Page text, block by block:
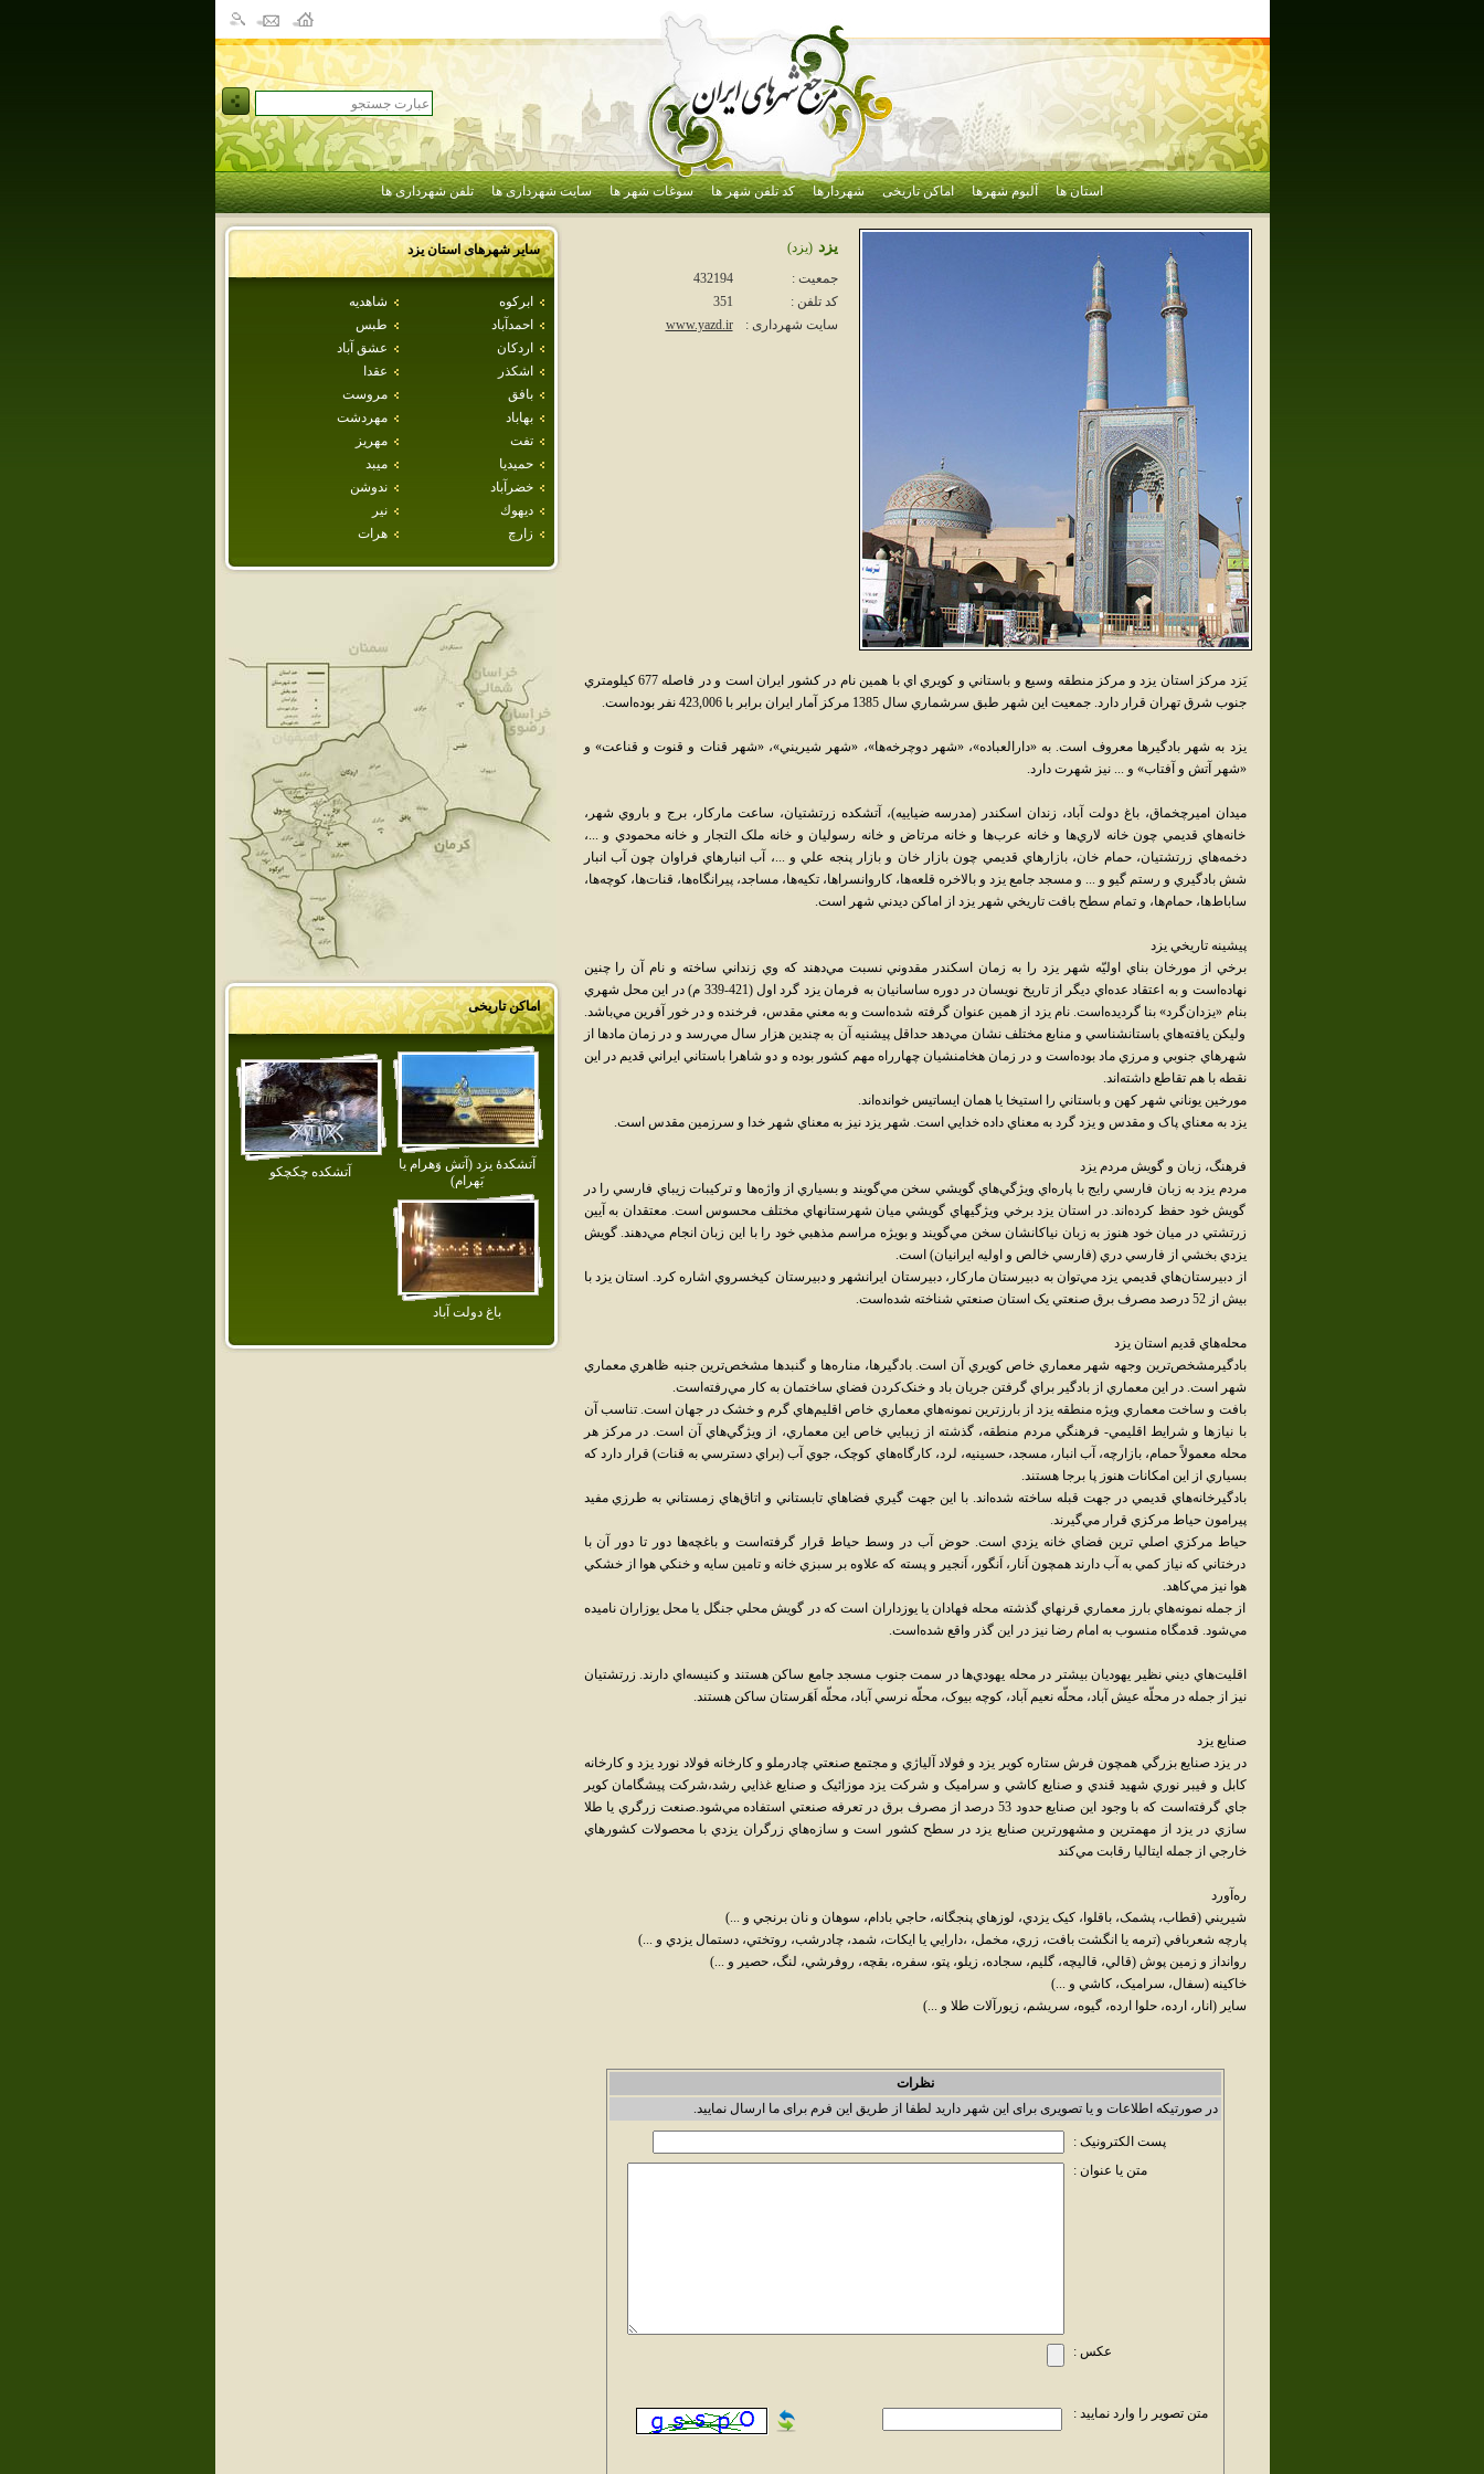
استان ها آلبوم شهرها اماکن تاریخی شهردارها کد تلفن شهر ها سوغات شهر ها سایت شهرداری ها تلفن شهرداری ها
سایر شهرهای استانيزد
ابركوه
شاهديه
احمدآباد
طبس
اردكان
عشق آباد
اشكذر
عقدا
بافق
مروست
بهاباد
مهردشت
تفت
مهريز
حميديا
ميبد
خضرآباد
ندوشن
ديهوك
نير
زارچ
هرات
اماکن تاریخی
آتشكدهٔ يزد (آتش وَهرام يا
بَهرام)
آتشكده چكچكو
باغ دولت آباد
يزد (يزد)
جمعیت :
432194
کد تلفن :
351
سایت شهرداری :
www.yazd.ir
يَزد مرکز استان يزد و مرکز منطقه وسيع و باستاني و کويري اي با همين نام در کشور ايران است و در فاصله 677 کيلومتري
جنوب شرق تهران قرار دارد. جمعيت اين شهر طبق سرشماري سال 1385 مرکز آمار ايران برابر با 423,006 نفر بوده‌است.
يزد به شهر بادگيرها معروف است. به «دارالعباده»، «شهر دوچرخه‌ها»، «شهر شيريني»، «شهر قنات و قنوت و قناعت» و
«شهر آتش و آفتاب» و ... نيز شهرت دارد.
ميدان اميرچخماق، باغ دولت آباد، زندان اسکندر (مدرسه ضياييه)، آتشکده زرتشتيان، ساعت مارکار، برج و باروي شهر،
خانه‌هاي قديمي چون خانه لاري‌ها و خانه عرب‌ها و خانه مرتاض و خانه رسوليان و خانه ملک التجار و خانه محمودي و ...،
دخمه‌هاي زرتشتيان، حمام خان، بازارهاي قديمي چون بازار خان و بازار پنجه علي و ...، آب انبارهاي فراوان چون آب انبار
شش بادگيري و رستم گيو و ... و مسجد جامع يزد و بالاخره قلعه‌ها، کاروانسراها، تکيه‌ها، مساجد، پيرانگاه‌ها، قنات‌ها، کوچه‌ها،
ساباط‌ها، حمام‌ها، و تمام سطح بافت تاريخي شهر يزد از اماکن ديدني شهر است.
پيشينه تاريخي يزد
برخي از مورخان بناي اوليّه شهر يزد را به زمان اسکندر مقدوني نسبت مي‌دهند که وي زنداني ساخته و نام آن را چنين
نهاده‌است و به اعتقاد عده‌اي ديگر از تاريخ نويسان در دوره ساسانيان به فرمان يزد گرد اول (421-339 م) در اين محل شهري
بنام «يزدان‌گرد» بنا گرديده‌است. نام يزد از همين عنوان گرفته شده‌است و به معني مقدس، فرخنده و در خور آفرين مي‌باشد.
وليکن يافته‌هاي باستانشناسي و منابع مختلف نشان مي‌دهد حداقل پيشنيه آن به چندين هزار سال مي‌رسد و در زمان مادها از
شهرهاي جنوبي و مرزي ماد بوده‌است و در زمان هخامنشيان چهارراه مهم کشور بوده و دو شاهرا باستاني ايراني قديم در اين
نقطه با هم تقاطع داشته‌اند.
مورخين يوناني شهر کهن و باستاني را استيخا يا همان ايساتيس خوانده‌اند.
يزد به معناي پاک و مقدس و يزد گرد به معناي داده خدايي است. شهر يزد نيز به معناي شهر خدا و سرزمين مقدس است.
فرهنگ، زبان و گويش مردم يزد
مردم يزد به زبان فارسي رايج با پاره‌اي ويژگي‌هاي گويشي سخن مي‌گويند و بسياري از واژه‌ها و ترکيبات زيباي فارسي را در
گويش خود حفظ کرده‌اند. در استان يزد برخي ويژگيهاي گويشي ميان شهرستانهاي مختلف محسوس است. معتقدان به آيين
زرتشتي در ميان خود هنوز به زبان نياکانشان سخن مي‌گويند و بويژه مراسم مذهبي خود را با اين زبان انجام مي‌دهند. گويش
يزدي بخشي از فارسي دري (فارسي خالص و اوليه ايرانيان) است.
از دبيرستان‌هاي قديمي يزد مي‌توان به دبيرستان مارکار، دبيرستان ايرانشهر و دبيرستان کيخسروي اشاره کرد. استان يزد با
بيش از 52 درصد مصرف برق صنعتي يک استان صنعتي شناخته شده‌است.
محله‌هاي قديم استان يزد
بادگيرمشخص‌ترين وجهه شهر معماري خاص کويري آن است. بادگيرها، مناره‌ها و گنبدها مشخص‌ترين جنبه ظاهري معماري
شهر است. در اين معماري از بادگير براي گرفتن جريان باد و خنک‌کردن فضاي ساختمان به کار مي‌رفته‌است.
بافت و ساخت معماري ويژه منطقه يزد از بارزترين نمونه‌هاي معماري خاص اقليم‌هاي گرم و خشک در جهان است. تناسب آن
با نيازها و شرايط اقليمي- فرهنگي مردم منطقه، گذشته از زيبايي خاص اين معماري، از ويژگي‌هاي آن است. در مرکز هر
محله معمولاً حمام، بازارچه، آب انبار، مسجد، حسينيه، لرد، کارگاه‌هاي کوچک، جوي آب (براي دسترسي به قنات) قرار دارد که
بسياري از اين امکانات هنوز پا برجا هستند.
بادگيرخانه‌هاي قديمي در جهت قبله ساخته شده‌اند. با اين جهت گيري فضاهاي تابستاني و اتاق‌هاي زمستاني به طرزي مفيد
پيرامون حياط مرکزي قرار مي‌گيرند.
حياط مرکزي اصلي ترين فضاي خانه يزدي است. حوض آب در وسط حياط قرار گرفته‌است و باغچه‌ها دور تا دور آن با
درختاني که نياز کمي به آب دارند همچون اَنار، اَنگور، اَنجير و پسته که علاوه بر سبزي خانه و تامين سايه و خنکي هوا از خشکي
هوا نيز مي‌کاهد.
از جمله نمونه‌هاي بارز معماري قرنهاي گذشته محله فهادان يا يوزداران است که در گويش محلي جنگل يا محل يوزاران ناميده
مي‌شود. قدمگاه منسوب به امام رضا نيز در اين گذر واقع شده‌است.
اقليت‌هاي ديني نظير يهوديان بيشتر در محله يهودي‌ها در سمت جنوب مسجد جامع ساکن هستند و کنيسه‌اي دارند. زرتشتيان
نيز از جمله در محلّه عيش آباد، محلّه نعيم آباد، کوچه بيوک، محلّه نرسي آباد، محلّه اَهَرستان ساکن هستند.
صنايع يزد
در يزد صنايع بزرگي همچون فرش ستاره کوير يزد و فولاد آلياژي و مجتمع صنعتي چادرملو و کارخانه فولاد نورد يزد و کارخانه
کابل و فيبر نوري شهيد قندي و صنايع کاشي و سراميک و شرکت يزد موزائيک و صنايع غذايي رشد،شرکت پيشگامان کوير
جاي گرفته‌است که با وجود اين صنايع حدود 53 درصد از مصرف برق در تعرفه صنعتي استفاده مي‌شود.صنعت زرگري يا طلا
سازي در يزد از مهمترين و مشهورترين صنايع يزد در سطح کشور است و سازه‌هاي زرگران يزدي با محصولات کشورهاي
خارجي از جمله ايتاليا رقابت مي‌کند
ره‌آورد
شيريني (قطاب، پشمک، باقلوا، کيک يزدي، لوزهاي پنجگانه، حاجي بادام، سوهان و نان برنجي و ...)
پارچه شعربافي (ترمه يا انگشت بافت، زري، مخمل، ،دارايي يا ايکات، شمد، چادرشب، روتختي، دستمال يزدي و ...)
روانداز و زمين پوش (قالي، قاليچه، گليم، سجاده، زيلو، پتو، سفره، بقچه، روفرشي، لنگ، حصير و ...)
خاکينه (سفال، سراميک، کاشي و ...)
ساير (انار، ارده، حلوا ارده، گيوه، سريشم، زيورآلات طلا و ...)
نظرات
در صورتیکه اطلاعات و یا تصویری برای این شهر دارید لطفا از طریق این فرم برای ما ارسال نمایید.
پست الکترونیک :
متن یا عنوان :
عکس :
متن تصویر را وارد نمایید :